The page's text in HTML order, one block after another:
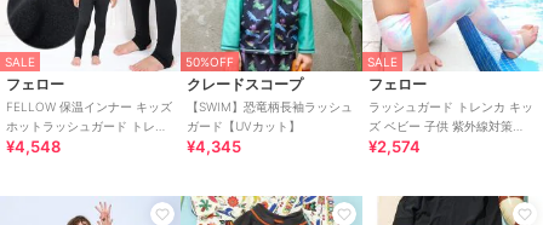
SALE
フェロー
FELLOW 保温インナー キッズ
ホットラッシュガード トレン
カ UPF50+ 保温 裏起毛 速乾
¥4,548
50%OFF
クレードスコープ
【SWIM】恐竜柄長袖ラッシュ
ガード【UVカット】
¥4,345
SALE
フェロー
ラッシュガード トレンカ キッ
ズ ベビー 子供 紫外線対策
UPF50+ 速乾 UV98％カット
¥2,574